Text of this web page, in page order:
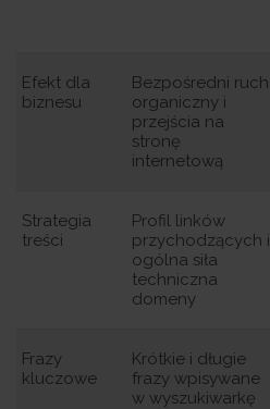
Efekt dla
biznesu
Bezpośredni ruch
organiczny i
przejścia na
stronę
internetową
Strategia
treści
Profil linków
przychodzących i
ogólna siła
techniczna
domeny
Frazy
kluczowe
Krótkie i długie
frazy wpisywane
w wyszukiwarkę